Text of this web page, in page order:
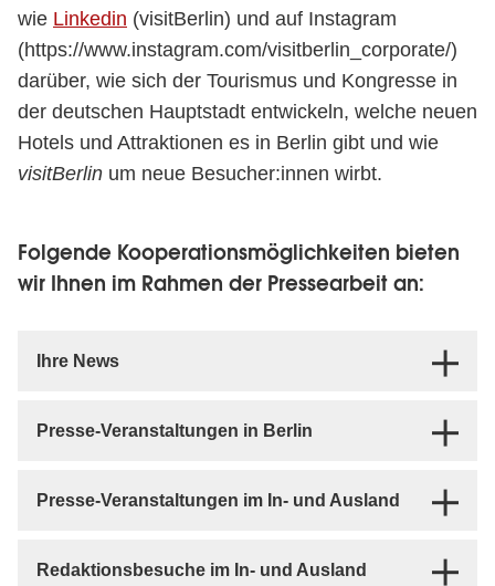
wie Linkedin (visitBerlin) und auf Instagram
(https://www.instagram.com/visitberlin_corporate/)
darüber, wie sich der Tourismus und Kongresse in
der deutschen Hauptstadt entwickeln, welche neuen
Hotels und Attraktionen es in Berlin gibt und wie
visitBerlin um neue Besucher:innen wirbt.
Folgende Kooperationsmöglichkeiten bieten
wir Ihnen im Rahmen der Pressearbeit an:
Ihre News
Presse-Veranstaltungen in Berlin
Presse-Veranstaltungen im In- und Ausland
Redaktionsbesuche im In- und Ausland